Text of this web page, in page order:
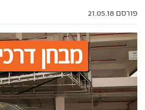
פורסם 21.05.18